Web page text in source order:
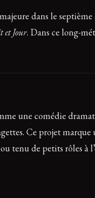
dans le
et Jour. Dans ce long-
une comédie
Ce projet
tenu de petits rôles à